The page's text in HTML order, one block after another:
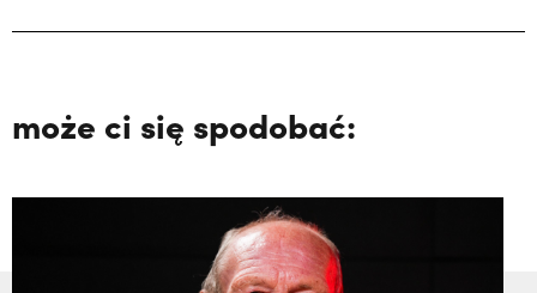
może ci się spodobać: